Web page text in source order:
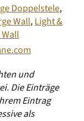
Doppelstele,
Wall,Light &
und
Die Einträge
Eintrag
als